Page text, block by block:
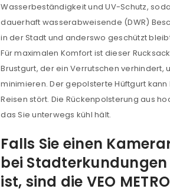
Wasserbeständigkeit und UV-Schutz,
dauerhaft wasserabweisende (DWR)
in der Stadt und anderswo geschützt
Für maximalen Komfort ist dieser
Brustgurt, der ein Verrutschen
minimieren. Der gepolsterte Hüftgurt
Reisen stört. Die Rückenpolsterung aus
das Sie unterwegs kühl hält.
Falls Sie einen
bei
ist, sind die VEO